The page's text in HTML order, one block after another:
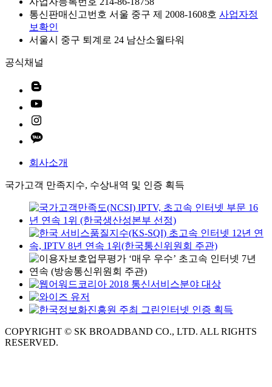
통신판매신고번호 서울 중구 제 2008-1608호 사업자정
보확인
서울시 중구 퇴계로 24 남산소월타워
공식채널
회사소개
국가고객 만족지수, 수상내역 및 인증 획득
COPYRIGHT © SK BROADBAND CO., LTD. ALL RIGHTS
RESERVED.